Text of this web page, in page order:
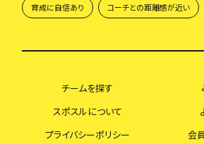
育成に自信あり コーチとの距離感が近い
チームを探す
スポスルについて
プライバシーポリシー
会